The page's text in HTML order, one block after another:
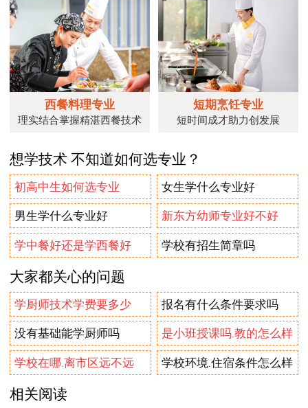
西餐料理专业
理实结合掌握精湛西餐技术
短期烹饪专业
短时间成才助力创发展
想学技术 不知道如何选专业？
初高中生如何选专业 女生学什么专业好
男生学什么专业好 新东方幼师专业好不好
学中餐好还是学西餐好 学校有招生简章吗
大家都关心的问题
学厨师技术学费要多少 报名有什么条件要求吗
没有基础能学厨师吗 是小班授课吗.教的怎么样
学校在哪.离市区远不远 学校环境.住宿条件怎么样
相关阅读